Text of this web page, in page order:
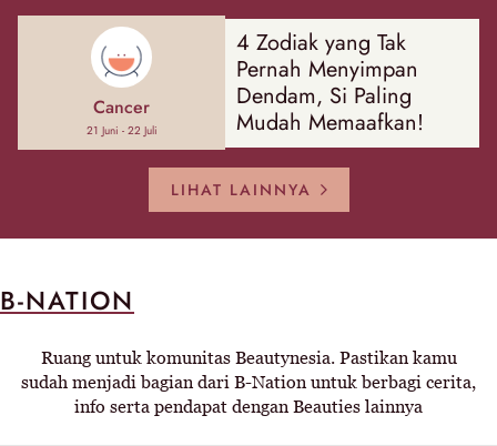
Cancer
21 Juni - 22 Juli
4 Zodiak yang Tak
Pernah Menyimpan
Dendam, Si Paling
Mudah Memaafkan!
LIHAT LAINNYA
B-NATION
Ruang untuk komunitas Beautynesia. Pastikan kamu
sudah menjadi bagian dari B-Nation untuk berbagi cerita,
info serta pendapat dengan Beauties lainnya